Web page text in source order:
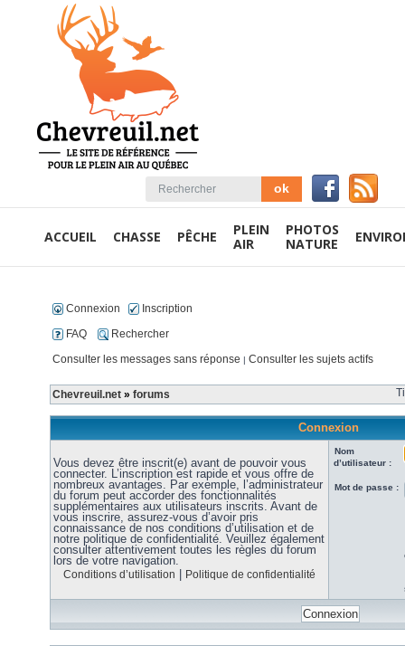
ACCUEIL CHASSE PÊCHE
PLEIN
AIR
PHOTOS
NATURE
Connexion
Inscription
FAQ
Rechercher
Consulter les messages sans réponse | Consulter les sujets actifs
Chevreuil.net » forums
Connexion
Vous devez être inscrit(e) avant de pouvoir vous
connecter. L’inscription est rapide et vous offre de
nombreux avantages. Par exemple, l’administrateur
du forum peut accorder des fonctionnalités
supplémentaires aux utilisateurs inscrits. Avant de
vous inscrire, assurez-vous d’avoir pris
connaissance de nos conditions d’utilisation et de
notre politique de confidentialité. Veuillez également
consulter attentivement toutes les règles du forum
lors de votre navigation.
Conditions d’utilisation Politique de confidentialité
Nom
d’utilisateur :
Mot de passe :